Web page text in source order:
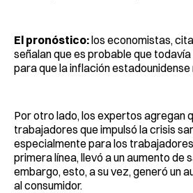
El pronóstico:los economistas,
señalan que es probable que
para que la inflación
Por otro lado, los expertos agregan
trabajadores que impulsó la crisis
especialmente para los
primera línea, llevó a un aumento de
embargo, esto, a su vez, generó un
al consumidor.